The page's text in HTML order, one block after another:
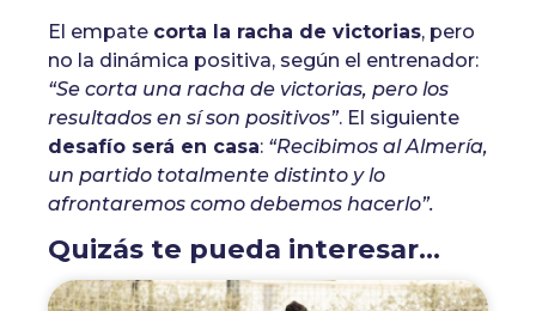
El empate corta la racha de victorias, pero
no la dinámica positiva, según el entrenador:
“Se corta una racha de victorias, pero los
resultados en sí son positivos”. El siguiente
desafío será en casa: “Recibimos al Almería,
un partido totalmente distinto y lo
afrontaremos como debemos hacerlo”.
Quizás te pueda interesar...